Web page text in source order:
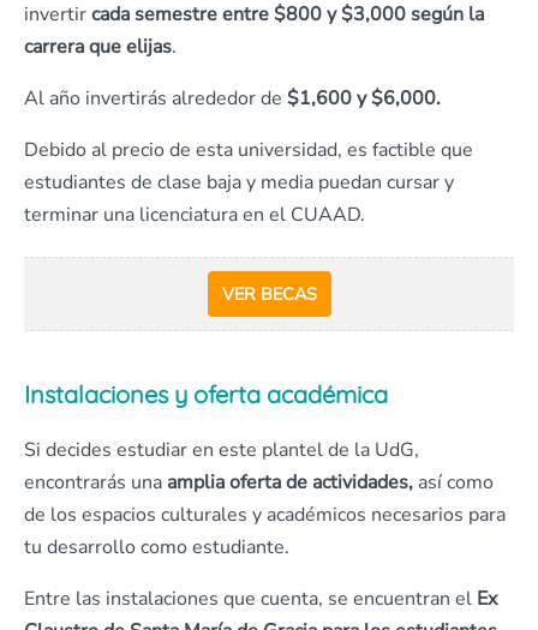
invertircada semestre entre $800 y $3,000 según la
carrera que elijas.
Al año invertirás alrededor de $1,600 y $6,000.
Debido al precio de esta universidad, es factible que
estudiantes de clase baja y media puedan cursar y
terminar una licenciatura en el CUAAD.
VER BECAS
Instalaciones y oferta académica
Si decides estudiar en este plantel de la UdG,
encontrarás una amplia oferta de actividades, así como
de los espacios culturales y académicos necesarios para
tu desarrollo como estudiante.
Entre las instalaciones que cuenta, se encuentran el Ex